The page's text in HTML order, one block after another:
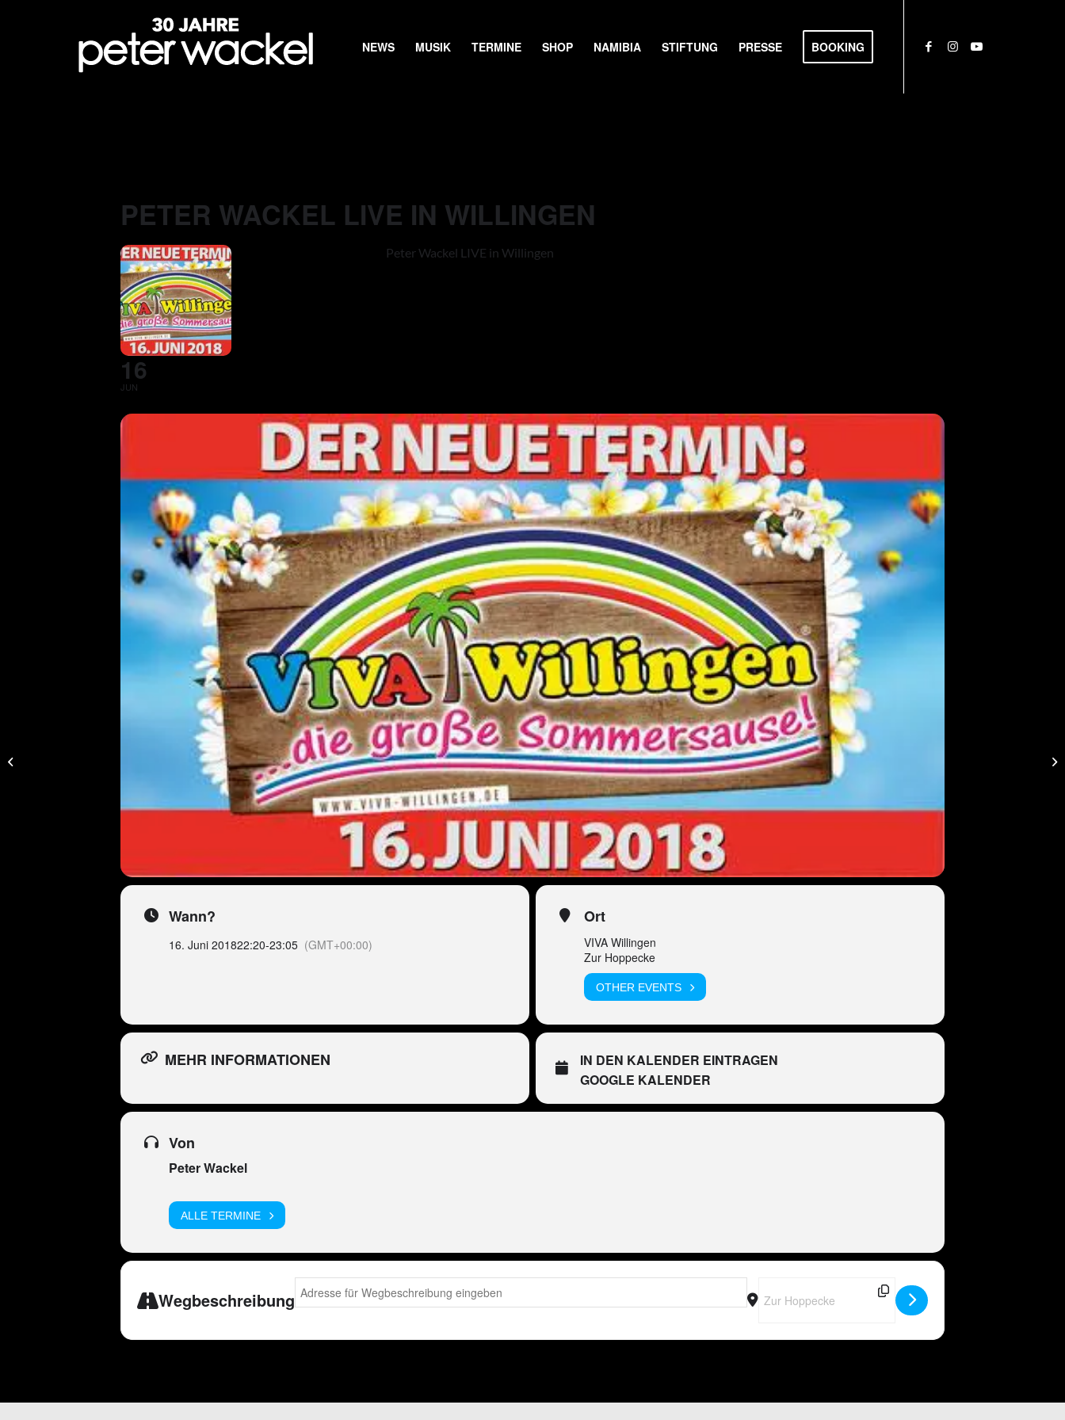
NEWS MUSIK TERMINE SHOP NAMIBIA STIFTUNG PRESSE BOOKING
PETER WACKEL LIVE IN WILLINGEN
16
JUN
Peter Wackel LIVE in Willingen
Wann?
16. Juni 201822:20-23:05 (GMT+00:00)
Ort
VIVA Willingen
Zur Hoppecke
OTHER EVENTS
MEHR INFORMATIONEN
IN DEN KALENDER EINTRAGEN
GOOGLE KALENDER
Von
Peter Wackel
ALLE TERMINE
Wegbeschreibung
Address - Peter Wackel LIVE in Willingen [BYdnQqY1v] Destination Address - Peter Wackel LIVE in Willingen